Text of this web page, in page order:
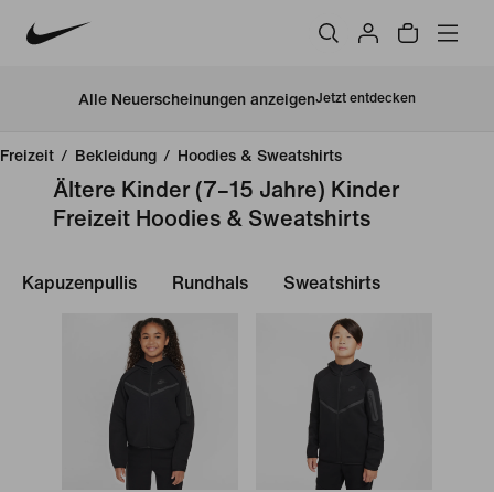
Alle Neuerscheinungen anzeigenJetzt entdecken
Freizeit / Bekleidung / Hoodies & Sweatshirts
Ältere Kinder (7–15 Jahre) Kinder
Freizeit Hoodies & Sweatshirts
Kapuzenpullis Rundhals Sweatshirts